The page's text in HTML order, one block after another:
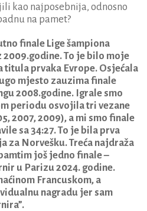
kao najposebnija, odnosno
na pamet?
finale Lige šampiona
To je bilo moje
titula prvaka Evrope. Osjećala
mjesto zauzima finale
2008.godine. Igrale smo
periodu osvojila tri vezane
2007, 2009), a mi smo finale
sa 34:27. To je bila prva
za Norvešku. Treća najdraža
još jedno finale –
u Parizu 2024. godine.
Francuskom, a
nagradu jer sam